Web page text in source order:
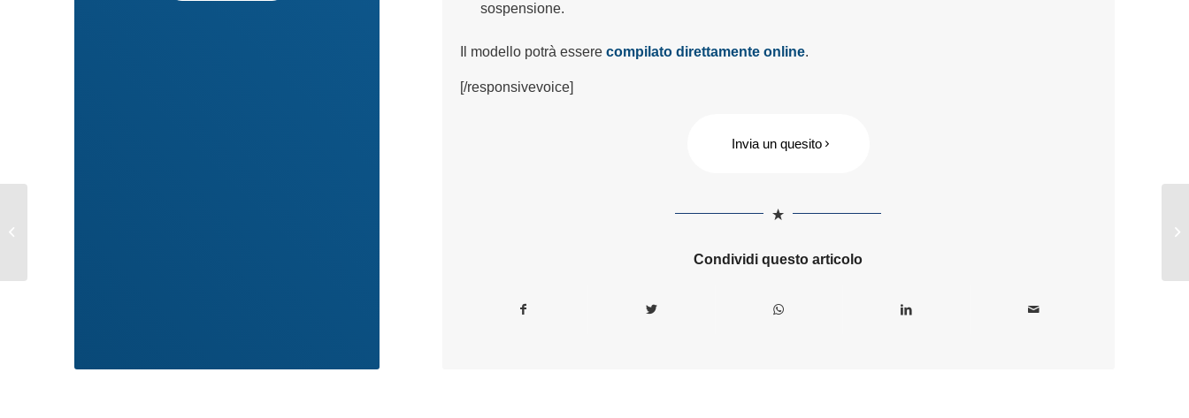
sospensione.
Il modello potrà essere compilato direttamente online.
[/responsivevoice]
Invia un quesito
Condividi questo articolo